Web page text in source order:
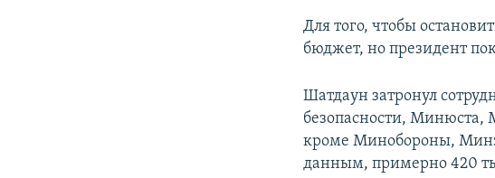
Для того, чтобы
бюджет, но президент
Шатдаун затронул
безопасности, Минюста,
кроме Минобороны,
данным, примерно 420